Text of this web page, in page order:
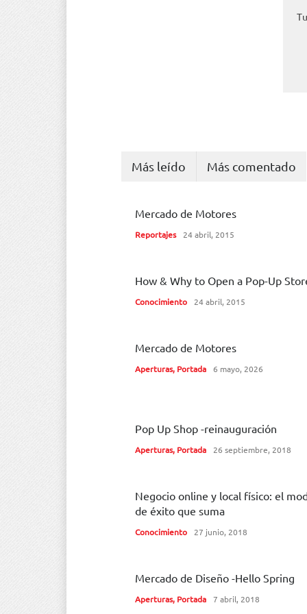
Más leído Más comentado
Mercado de Motores
Reportajes 24 abril, 2015
How & Why to Open a Pop-Up
Conocimiento 24 abril, 2015
Mercado de Motores
Aperturas, Portada 6 mayo, 2026
Pop Up Shop -reinauguración
Aperturas, Portada 26 septiembre, 2018
Negocio online y local físico: el
de éxito que suma
Conocimiento 27 junio, 2018
Mercado de Diseño -Hello Spring
Aperturas, Portada 7 abril, 2018